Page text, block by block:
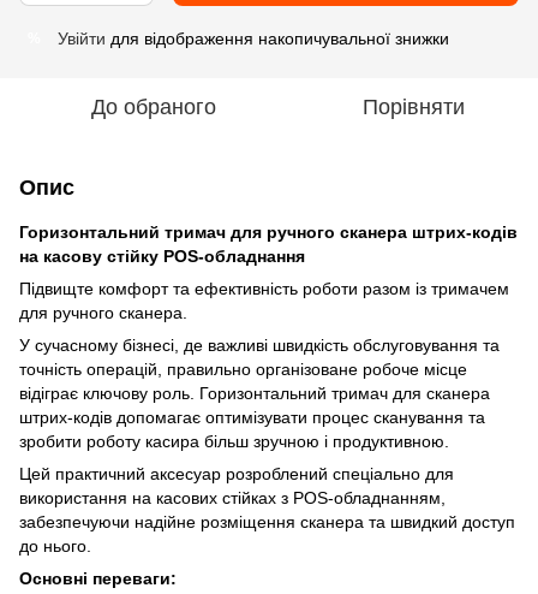
Увійти для відображення накопичувальної знижки
До обраного Порівняти
Опис
Горизонтальний тримач для ручного сканера штрих-кодів
на касову стійку POS-обладнання
Підвищте комфорт та ефективність роботи разом із тримачем
для ручного сканера.
У сучасному бізнесі, де важливі швидкість обслуговування та
точність операцій, правильно організоване робоче місце
відіграє ключову роль. Горизонтальний тримач для сканера
штрих-кодів допомагає оптимізувати процес сканування та
зробити роботу касира більш зручною і продуктивною.
Цей практичний аксесуар розроблений спеціально для
використання на касових стійках з POS-обладнанням,
забезпечуючи надійне розміщення сканера та швидкий доступ
до нього.
Основні переваги: